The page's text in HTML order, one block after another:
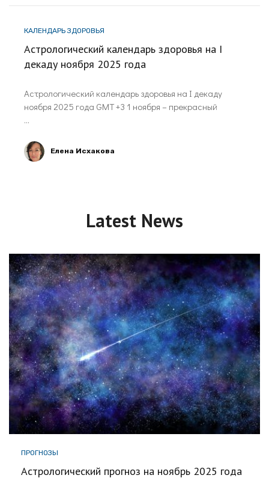
КАЛЕНДАРЬ ЗДОРОВЬЯ
Астрологический календарь здоровья на I
декаду ноября 2025 года
Астрологический календарь здоровья на I декаду
ноября 2025 года GMT +3 1 ноября – прекрасный
...
Елена Исхакова
Latest News
ПРОГНОЗЫ
Астрологический прогноз на ноябрь 2025 года